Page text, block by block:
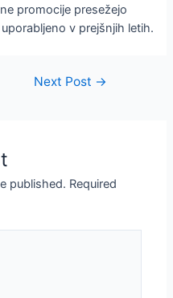
promocije presežejo
v prejšnjih letih.
Next Post →
published. Required